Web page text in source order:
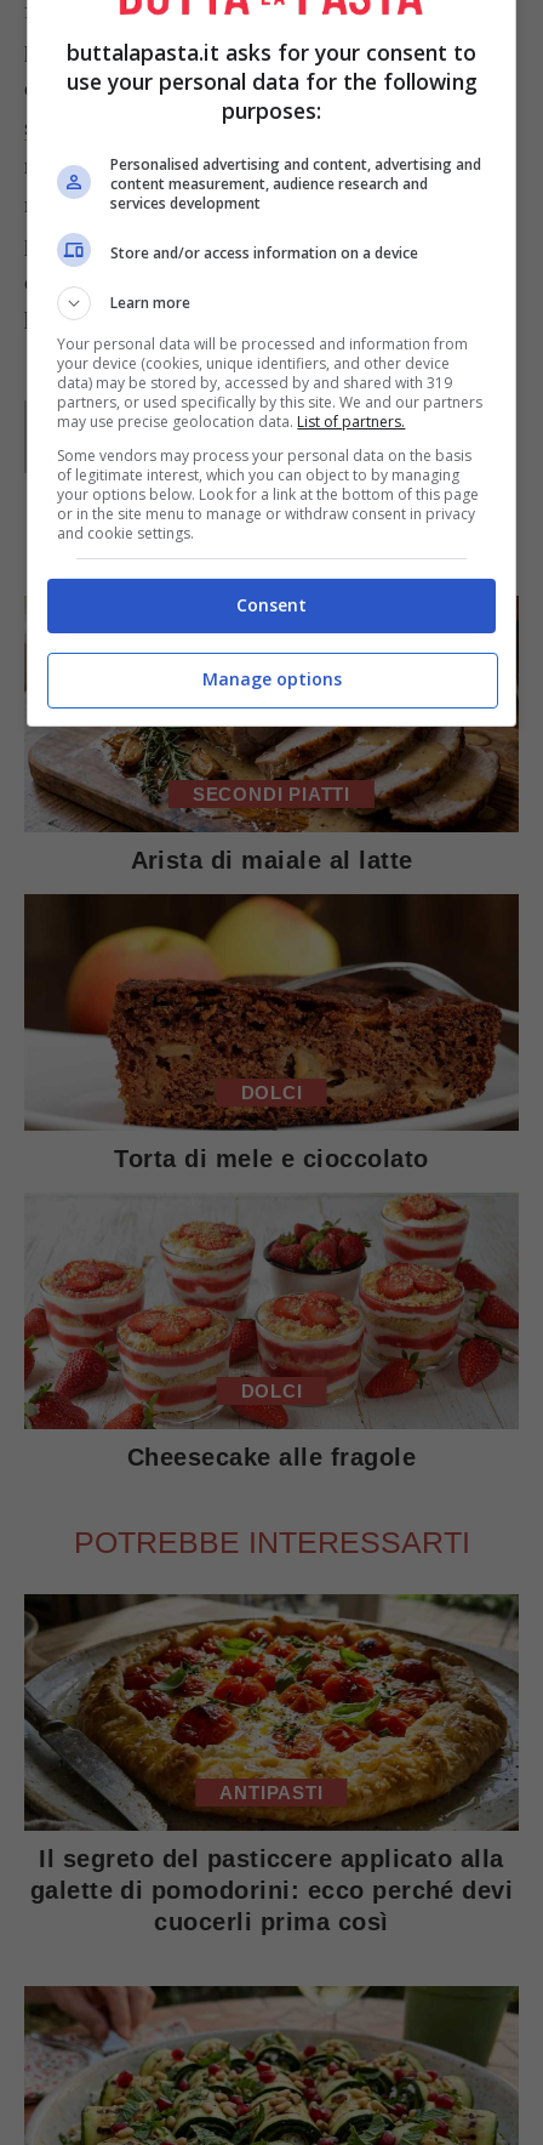
fette di pan carrè. Con un bicchiere ritagliate le
pepite, che premerete bene tra le mani; mettete
del
lattein un piatto largo e fondo e, in un altro
sbattete le uova
con ilsale. Immergete le pepite
nel latte e poi nellafarina, nelle uova sbattute e
nel pangrattatoin modo da ricoprirle
perfettamente; friggetele nell’
caldo da
entrambi i lati e servitele su un letto di foglie di
lattuga
Parole di Waly
IN PRIMO PIANO
SECONDI PIATTI
Arista di maiale al latte
DOLCI
Torta di mele e cioccolato
DOLCI
Cheesecake alle fragole
POTREBBE INTERESSARTI
ANTIPASTI
Il segreto del pasticcere applicato alla
galette di pomodorini: ecco perché devi
cuocerli prima così
buttalapasta.it asks for your consent to
use your personal data for the following
purposes:
Personalised advertising and content, advertising and
content measurement, audience research and
services development
Store and/or access information on a device
Learn more
Your personal data will be processed and information from
your device (cookies, unique identifiers, and other device
data) may be stored by, accessed by and shared with 319
partners, or used specifically by this site. We and our partners
may use precise geolocation data. List of partners.
Some vendors may process your personal data on the basis
of legitimate interest, which you can object to by managing
your options below. Look for a link at the bottom of this page
or in the site menu to manage or withdraw consent in privacy
and cookie settings.
Consent
Manage options